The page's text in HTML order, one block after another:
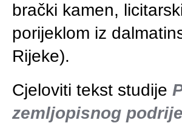
brački kamen,
porijeklom iz
Rijeke).
Cjeloviti tekst studije
zemljopisnog